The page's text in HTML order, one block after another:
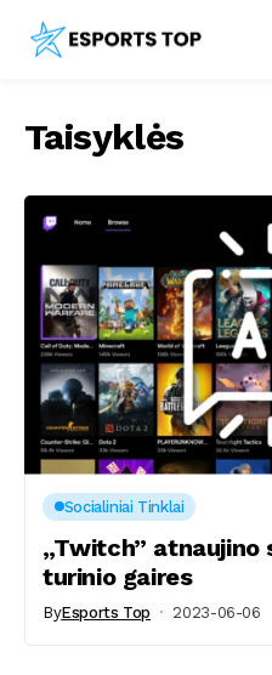
Taisyklės
Socialiniai Tinklai
„Twitch” atnaujino
turinio gaires
ByEsports Top 2023-06-06